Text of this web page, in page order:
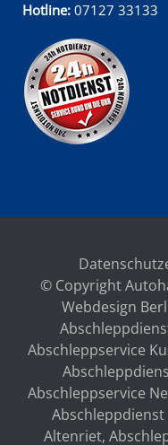
Hotline: 07127 33133
© Copyright
Webdesign
Abschleppservice
Abschleppservice
Altenriet,